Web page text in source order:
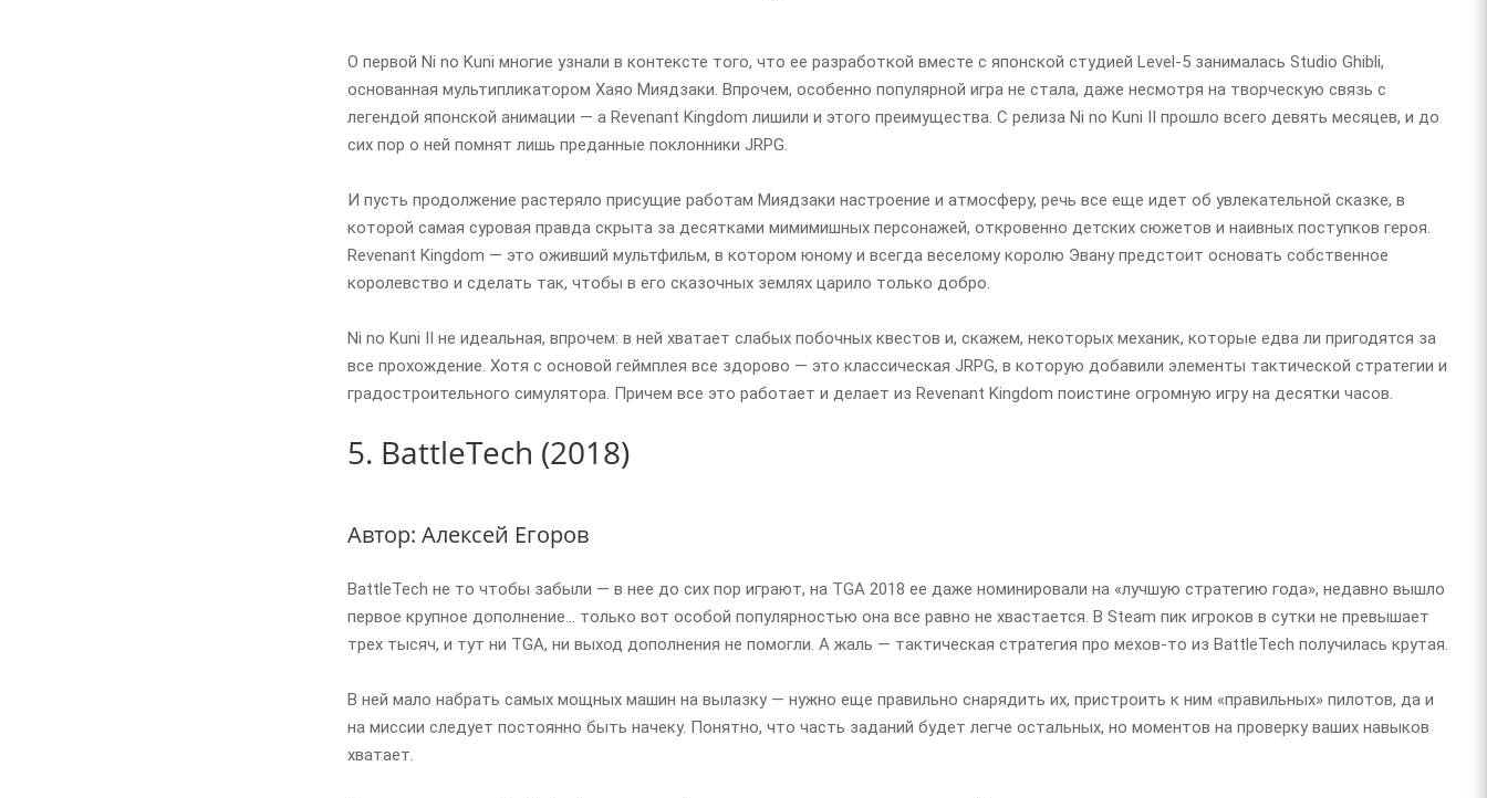
О первой Ni no Kuni многие узнали в контексте того, что ее разработкой вместе с японской студией Level-5 занималась Studio Ghibli,
основанная мультипликатором Хаяо Миядзаки. Впрочем, особенно популярной игра не стала, даже несмотря на творческую связь с
легендой японской анимации — а Revenant Kingdom лишили и этого преимущества. С релиза Ni no Kuni II прошло всего девять месяцев, и до
сих пор о ней помнят лишь преданные поклонники JRPG.
И пусть продолжение растеряло присущие работам Миядзаки настроение и атмосферу, речь все еще идет об увлекательной сказке, в
которой самая суровая правда скрыта за десятками мимимишных персонажей, откровенно детских сюжетов и наивных поступков героя.
Revenant Kingdom — это оживший мультфильм, в котором юному и всегда веселому королю Эвану предстоит основать собственное
королевство и сделать так, чтобы в его сказочных землях царило только добро.
Ni no Kuni II не идеальная, впрочем: в ней хватает слабых побочных квестов и, скажем, некоторых механик, которые едва ли пригодятся за
все прохождение. Хотя с основой геймплея все здорово — это классическая JRPG, в которую добавили элементы тактической стратегии и
градостроительного симулятора. Причем все это работает и делает из Revenant Kingdom поистине огромную игру на десятки часов.
5. BattleTech (2018)
Автор: Алексей Егоров
BattleTech не то чтобы забыли — в нее до сих пор играют, на TGA 2018 ее даже номинировали на «лучшую стратегию года», недавно вышло
первое крупное дополнение… только вот особой популярностью она все равно не хвастается. В Steam пик игроков в сутки не превышает
трех тысяч, и тут ни TGA, ни выход дополнения не помогли. А жаль — тактическая стратегия про мехов-то из BattleTech получилась крутая.
В ней мало набрать самых мощных машин на вылазку — нужно еще правильно снарядить их, пристроить к ним «правильных» пилотов, да и
на миссии следует постоянно быть начеку. Понятно, что часть заданий будет легче остальных, но моментов на проверку ваших навыков
хватает.